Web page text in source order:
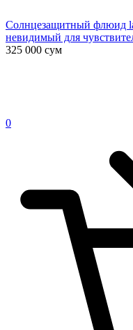
Солнцезащитный флюид
невидимый для
325 000 сум
0